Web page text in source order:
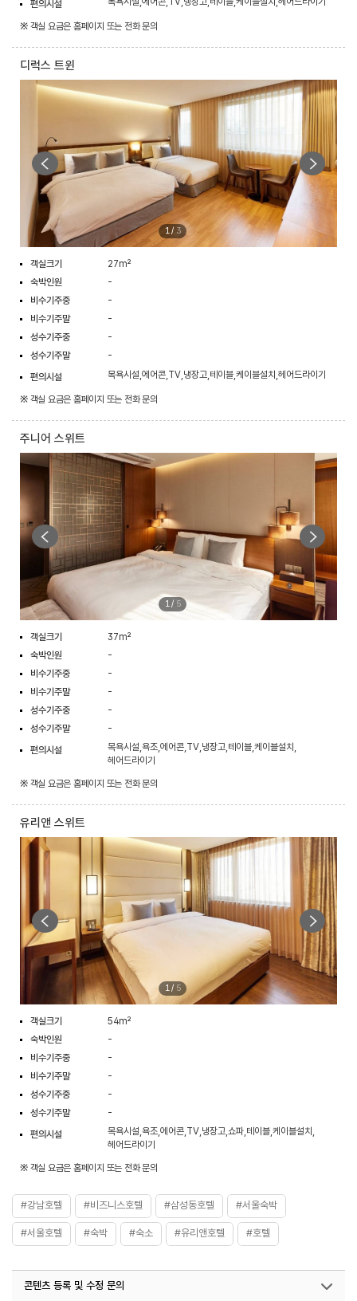
편의시설
※ 객실 요금은 홈페이지 또는 전화 문의
디럭스 트윈
1/ 3
객실크기
27m²
숙박인원
-
비수기주중
-
비수기주말
-
성수기주중
-
성수기주말
-
편의시설
목욕시설,에어콘,TV,냉장고,테이블,케이블설치,헤어드라이기
※ 객실 요금은 홈페이지 또는 전화 문의
주니어 스위트
1/ 5
객실크기
37m²
숙박인원
-
비수기주중
-
비수기주말
-
성수기주중
-
성수기주말
-
편의시설
목욕시설,욕조,에어콘,TV,냉장고,테이블,케이블설치,
헤어드라이기
※ 객실 요금은 홈페이지 또는 전화 문의
유리앤 스위트
1/ 5
객실크기
54m²
숙박인원
-
비수기주중
-
비수기주말
-
성수기주중
-
성수기주말
-
편의시설
목욕시설,욕조,에어콘,TV,냉장고,쇼파,테이블,케이블설치,
헤어드라이기
※ 객실 요금은 홈페이지 또는 전화 문의
#강남호텔 #비즈니스호텔 #삼성동호텔 #서울숙박
#서울호텔 #숙박 #숙소 #유리앤호텔 #호텔
콘텐츠 등록 및 수정 문의